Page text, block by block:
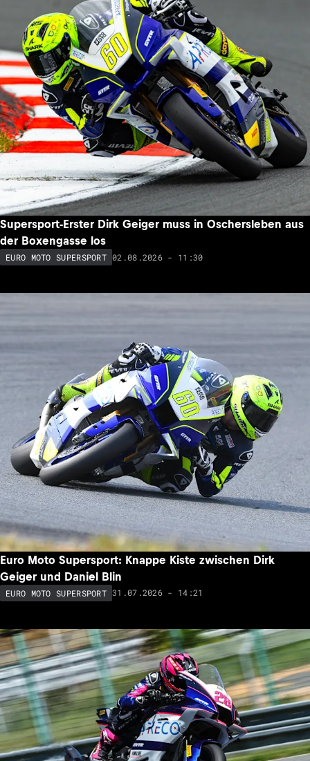
Supersport-Erster Dirk Geiger muss in Oschersleben aus
der Boxengasse los
EURO MOTO SUPERSPORT 02.08.2026 - 11:30
Euro Moto Supersport: Knappe Kiste zwischen Dirk
Geiger und Daniel Blin
EURO MOTO SUPERSPORT 31.07.2026 - 14:21